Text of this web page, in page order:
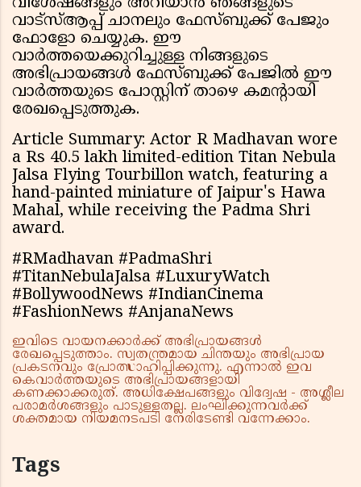
വാട്സ്ആപ്പ് ചാനലും ഫേസ്ബുക്ക് പേജും
ഫോളോ ചെയ്യുക. ഈ
വാർത്തയെക്കുറിച്ചുള്ള നിങ്ങളുടെ
അഭിപ്രായങ്ങൾ ഫേസ്ബുക്ക് പേജിൽ ഈ
വാർത്തയുടെ പോസ്റ്റിന് താഴെ കമൻ്റായി
രേഖപ്പെടുത്തുക.
Article Summary: Actor R Madhavan wore
a Rs 40.5 lakh limited-edition Titan Nebula
Jalsa Flying Tourbillon watch, featuring a
hand-painted miniature of Jaipur's Hawa
Mahal, while receiving the Padma Shri
award.
#RMadhavan #PadmaShri
#TitanNebulaJalsa #LuxuryWatch
#BollywoodNews #IndianCinema
#FashionNews #AnjanaNews
ഇവിടെ വായനക്കാർക്ക് അഭിപ്രായങ്ങൾ
രേഖപ്പെടുത്താം. സ്വതന്ത്രമായ ചിന്തയും അഭിപ്രായ
പ്രകടനവും പ്രോത്സാഹിപ്പിക്കുന്നു. എന്നാൽ ഇവ
കെവാർത്തയുടെ അഭിപ്രായങ്ങളായി
കണക്കാക്കരുത്. അധിക്ഷേപങ്ങളും വിദ്വേഷ - അശ്ലീല
പരാമർശങ്ങളും പാടുള്ളതല്ല. ലംഘിക്കുന്നവർക്ക്
ശക്തമായ നിയമനടപടി നേരിടേണ്ടി വന്നേക്കാം.
Tags